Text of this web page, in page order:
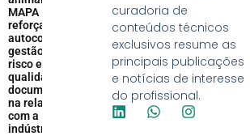
curadoria de
conteúdos técnicos
exclusivos resume as
principais publicações
e notícias de interesse
do profissional.
MAPA
reforça
autocontrole,
gestão de
risco e
qualidade
documental
na relação
com a
indústria